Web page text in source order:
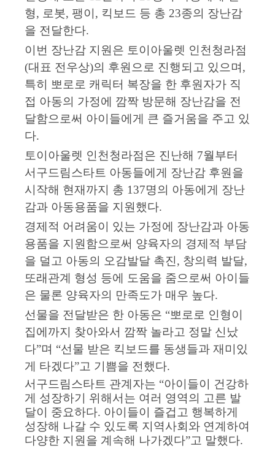
형, 로봇, 팽이, 킥보드 등 총 23종의 장난감
을 전달한다.
이번 장난감 지원은 토이아울렛 인천청라점
(대표 전우상)의 후원으로 진행되고 있으며,
특히 뽀로로 캐릭터 복장을 한 후원자가 직
접 아동의 가정에 깜짝 방문해 장난감을 전
달함으로써 아이들에게 큰 즐거움을 주고 있
다.
토이아울렛 인천청라점은 진난해 7월부터
서구드림스타트 아동들에게 장난감 후원을
시작해 현재까지 총 137명의 아동에게 장난
감과 아동용품을 지원했다.
경제적 어려움이 있는 가정에 장난감과 아동
용품을 지원함으로써 양육자의 경제적 부담
을 덜고 아동의 오감발달 촉진, 창의력 발달,
또래관계 형성 등에 도움을 줌으로써 아이들
은 물론 양육자의 만족도가 매우 높다.
선물을 전달받은 한 아동은 “뽀로로 인형이
집에까지 찾아와서 깜짝 놀라고 정말 신났
다”며 “선물 받은 킥보드를 동생들과 재미있
게 타겠다”고 기쁨을 전했다.
서구드림스타트 관계자는 “아이들이 건강하
게 성장하기 위해서는 여러 영역의 고른 발
달이 중요하다. 아이들이 즐겁고 행복하게
성장해 나갈 수 있도록 지역사회와 연계하여
다양한 지원을 계속해 나가겠다”고 말했다.